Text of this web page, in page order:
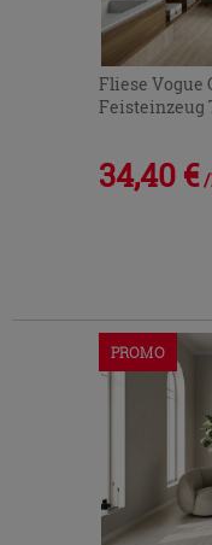
Fliese Vogue
Feisteinzeug
34,40 €
PROMO